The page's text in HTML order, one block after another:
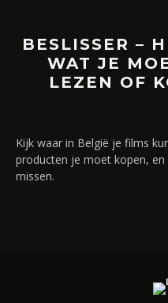
BESLISSER –
WAT JE
LEZEN OF
Kijk waar in België je films
producten je moet kopen,
missen.